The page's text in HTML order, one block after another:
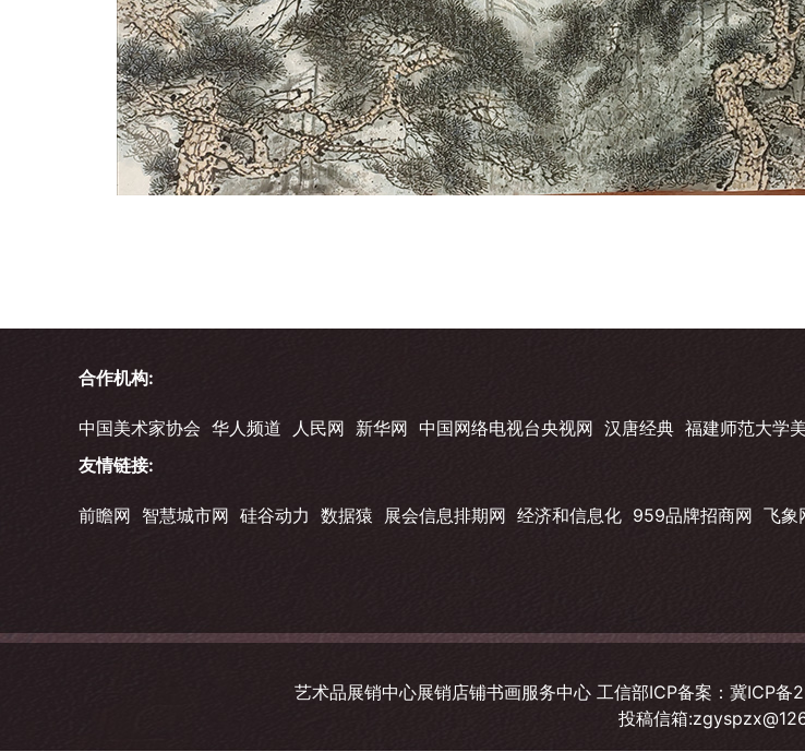
合作机构:
中国美术家协会 华人频道 人民网 新华网 中国网络电视台央视网 汉唐经典 福建师范大学
友情链接:
前瞻网 智慧城市网 硅谷动力 数据猿 展会信息排期网 经济和信息化 959品牌招商网 飞象
艺术品展销中心展销店铺书画服务中心 工信部ICP备案： 冀ICP备
投稿信箱